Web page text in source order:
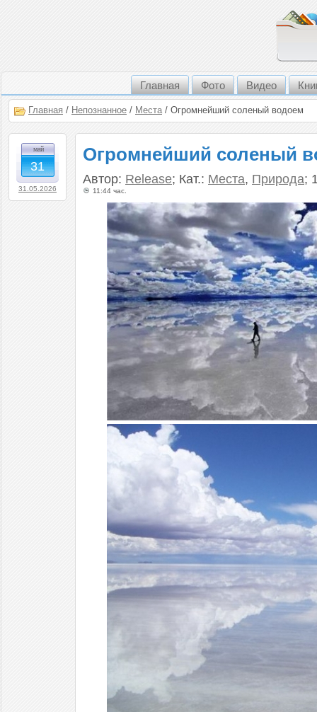
Главная Фото Видео
Главная / Непознанное / Места / Огромнейший соленый водоем
май
31
31.05.2026
Огромнейший соленый
Автор: Release; Кат.: Места, Природа;
11:44 час.